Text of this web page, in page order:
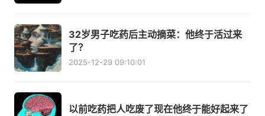
32岁男子吃药后主动摘菜：他终于活过来
了？
2025-12-29 09:10:01
以前吃药把人吃废了现在他终于能好起来了